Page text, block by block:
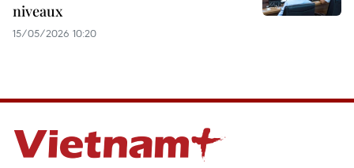
niveaux
15/05/2026 10:20